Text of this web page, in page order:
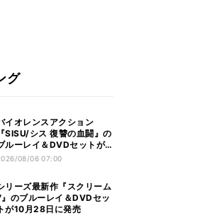
グ
イオレンスアクション
『SISU/シス 復讐の血闘』の
ルーレイ＆DVDセットが
月2日に発売
08/06 07:00
リーズ最新作『スクリーム
のブルーレイ＆DVDセッ
トが10月28日に発売